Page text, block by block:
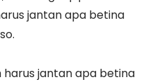
jantan apa betina
harus jantan apa betina